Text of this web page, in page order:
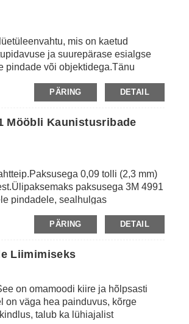
mis on kaetud
ja suurepärase esialgse
pindade või objektidega.Tänu
ühendamiseks või muudeks
PÄRING DETAIL
Mööbli Kaunistusribade
0,09 tolli (2,3 mm)
paksusega 3M 4991
pindadele, sealhulgas
kasutatakse
liimimises.
PÄRING DETAIL
Liimimiseks
on omamoodi kiire ja hõlpsasti
on väga hea painduvus, kõrge
talub ka lühiajalist